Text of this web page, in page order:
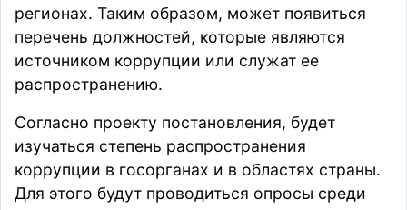
регионах. Таким образом, может появиться
перечень должностей, которые являются
источником коррупции или служат ее
распространению.
Согласно проекту постановления, будет
изучаться степень распространения
коррупции в госорганах и в областях страны.
Для этого будут проводиться опросы среди